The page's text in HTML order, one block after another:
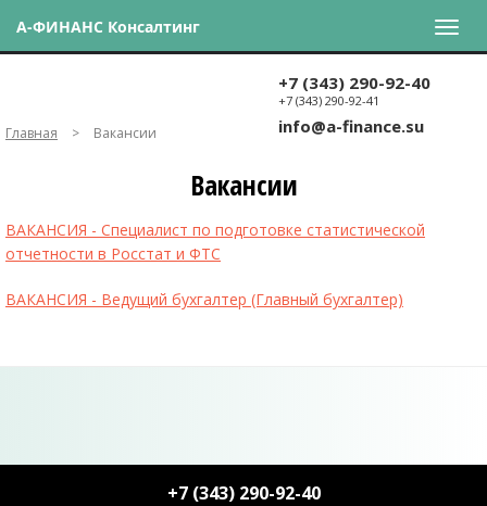
А-ФИНАНС Консалтинг
+7 (343) 290-92-40
+7 (343) 290-92-41
info@a-finance.su
Главная > Вакансии
Вакансии
ВАКАНСИЯ - Специалист по подготовке статистической
отчетности в Росстат и ФТС
ВАКАНСИЯ - Ведущий бухгалтер (Главный бухгалтер)
+7 (343) 290-92-40